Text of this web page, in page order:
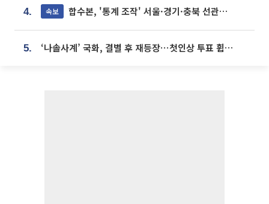
4. 속보 합수본, '통계 조작' 서울·경기·충북 선관위 등 추가 압수수색
5. ‘나솔사계’ 국화, 결별 후 재등장⋯첫인상 투표 휩쓸고 ‘인기녀’ 등극